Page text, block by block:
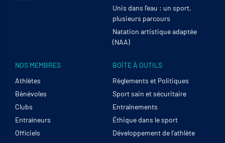
Unis dans l’eau : un sport,
plusieurs parcours
Natation artistique adaptée
(NAA)
NOS MEMBRES
Athlètes
Bénévoles
Clubs
Entraîneurs
Officiels
BOÎTE À OUTILS
Règlements et Politiques
Sport sain et sécuritaire
Entraînements
Éthique dans le sport
Développement de l’athlète